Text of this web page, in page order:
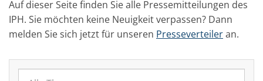
Auf dieser Seite finden Sie alle Pressemitteilungen des
IPH. Sie möchten keine Neuigkeit verpassen? Dann
melden Sie sich jetzt für unseren Presseverteileran.